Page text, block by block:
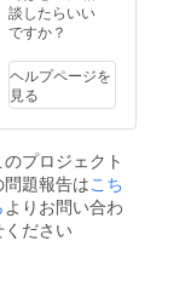
談したらいい
ですか？
ヘルプページを
見る
のプロジェクト
問題報告はこち
よりお問い合わ
ください